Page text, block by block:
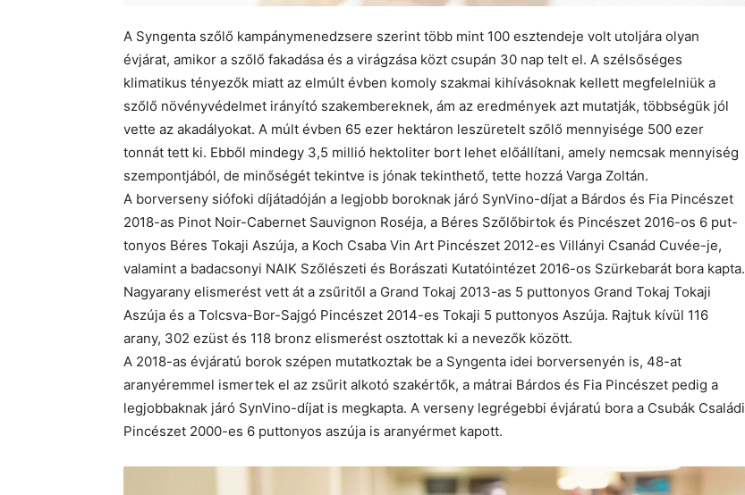
A Syngenta szőlő kampánymenedzsere szerint több mint 100 esztendeje volt utoljára olyan
évjárat, amikor a szőlő fakadása és a virágzása közt csupán 30 nap telt el. A szélsőséges
klimatikus tényezők miatt az elmúlt évben komoly szakmai kihívásoknak kellett megfelelniük a
szőlő növényvédelmet irányító szakembereknek, ám az eredmények azt mutatják, többségük jól
vette az akadályokat. A múlt évben 65 ezer hektáron leszüretelt szőlő mennyisége 500 ezer
tonnát tett ki. Ebből mindegy 3,5 millió hektoliter bort lehet előállítani, amely nemcsak mennyiség
szempontjából, de minőségét tekintve is jónak tekinthető, tette hozzá Varga Zoltán.
A borverseny siófoki díjátadóján a legjobb boroknak járó SynVino-díjat a Bárdos és Fia Pincészet
2018-as Pinot Noir-Cabernet Sauvignon Roséja, a Béres Szőlőbirtok és Pincészet 2016-os 6 put-
tonyos Béres Tokaji Aszúja, a Koch Csaba Vin Art Pincészet 2012-es Villányi Csanád Cuvée-je,
valamint a badacsonyi NAIK Szőlészeti és Borászati Kutatóintézet 2016-os Szürkebarát bora kapta.
Nagyarany elismerést vett át a zsűritől a Grand Tokaj 2013-as 5 puttonyos Grand Tokaj Tokaji
Aszúja és a Tolcsva-Bor-Sajgó Pincészet 2014-es Tokaji 5 puttonyos Aszúja. Rajtuk kívül 116
arany, 302 ezüst és 118 bronz elismerést osztottak ki a nevezők között.
A 2018-as évjáratú borok szépen mutatkoztak be a Syngenta idei borversenyén is, 48-at
aranyéremmel ismertek el az zsűrit alkotó szakértők, a mátrai Bárdos és Fia Pincészet pedig a
legjobbaknak járó SynVino-díjat is megkapta. A verseny legrégebbi évjáratú bora a Csubák Családi
Pincészet 2000-es 6 puttonyos aszúja is aranyérmet kapott.